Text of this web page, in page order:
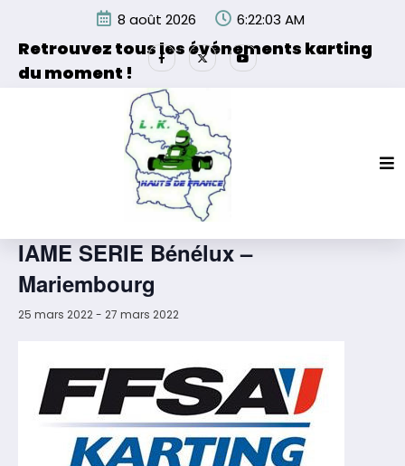
contenu
8 août 2026 6:22:03 AM
Retrouvez tous les événements karting
du moment !
Les événements organisés par la Ligue de Karting des
Hauts de France et de ses partenaires.
« Tous les Évènements
Cet évènement est passé.
IAME SERIE Bénélux –
Mariembourg
25 mars 2022- 27 mars 2022